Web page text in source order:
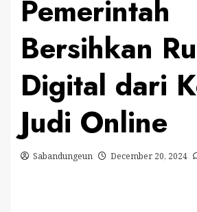
Pemerintah
Bersihkan
Digital dari
Judi Online
Sabandungeun December 20, 2024